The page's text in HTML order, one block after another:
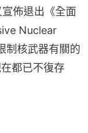
佈退出《全面
Nuclear
制核武器有關的
都已不復存